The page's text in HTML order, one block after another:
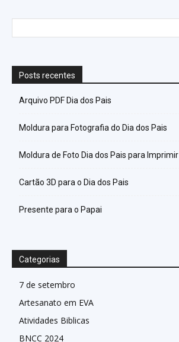
Posts recentes
Arquivo PDF Dia dos Pais
Moldura para Fotografia do Dia dos Pais
Moldura de Foto Dia dos Pais para Imprimir
Cartão 3D para o Dia dos Pais
Presente para o Papai
Categorias
7 de setembro
Artesanato em EVA
Atividades Biblicas
BNCC 2024